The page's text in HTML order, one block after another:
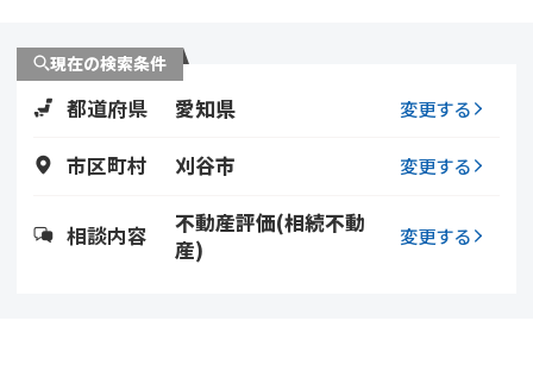
不動産評価(相続不動
調査・アンケート
現在の検索条件
都道府県 愛知県 変更する
市区町村 刈谷市 変更する
相談内容
不動産評価(相続不動
産)
変更する